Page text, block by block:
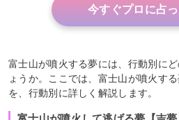
今すぐプロに占
富士山が噴火する夢には、行動別に
ょうか。ここでは、富士山が噴火す
を、行動別に詳しく解説します。